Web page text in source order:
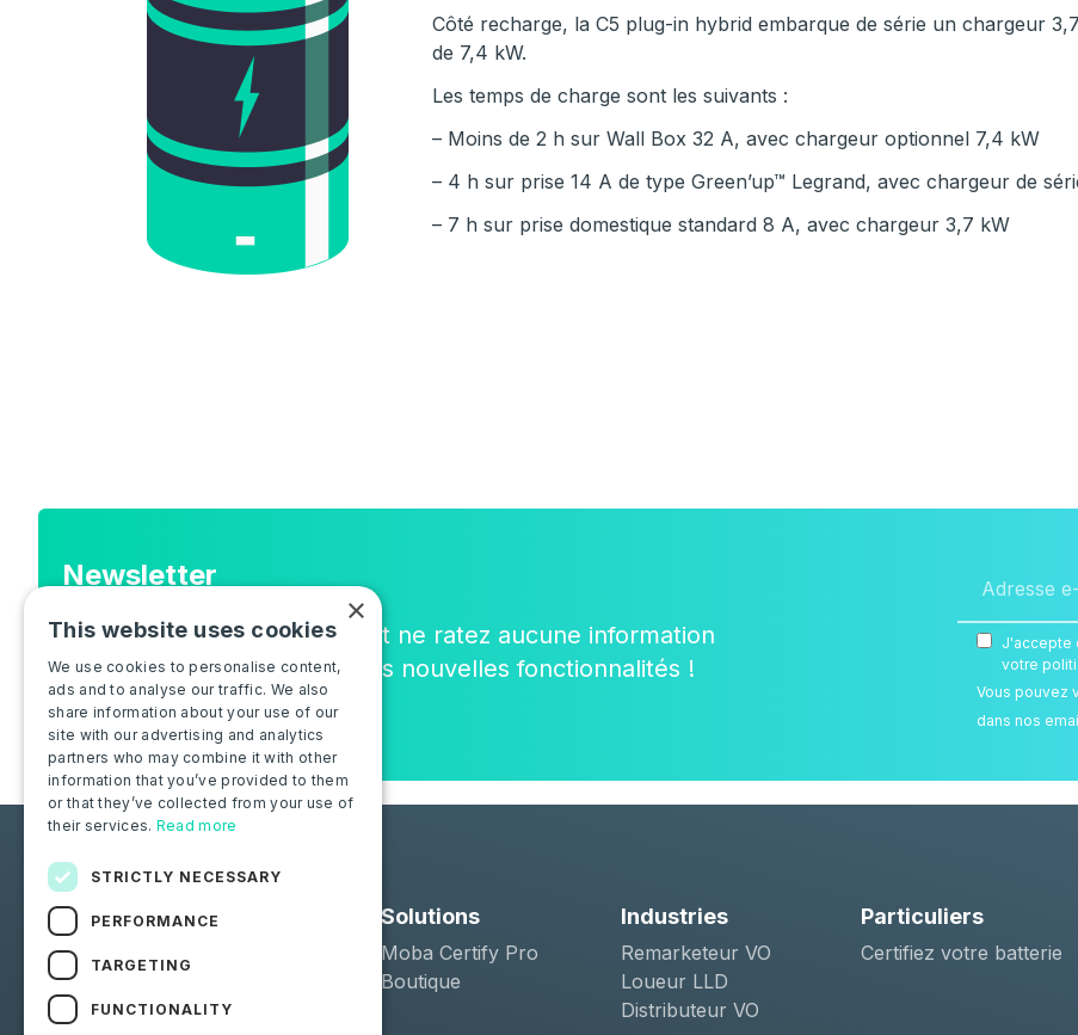
Côté recharge, la C5 plug-in hybrid embarque de série un chargeur
de 7,4 kW.
Les temps de charge sont les suivants :
– Moins de 2 h sur Wall Box 32 A, avec chargeur optionnel 7,4 kW
– 4 h sur prise 14 A de type Green’up™ Legrand, avec chargeur de
– 7 h sur prise domestique standard 8 A, avec chargeur 3,7 kW
Newsletter
Rejoignez la communauté, et ne ratez aucune information
sur notre actualité, ou sur les nouvelles fonctionnalités !
J'accepte
votre
Vous pouvez
dans nos
Solutions
Moba Certify Pro
Boutique
Industries
Remarketeur VO
Loueur LLD
Distributeur VO
Particuliers
Certifiez votre batterie
×
This website uses cookies
We use cookies to personalise content,
ads and to analyse our traffic. We also
share information about your use of our
site with our advertising and analytics
partners who may combine it with other
information that you’ve provided to them
or that they’ve collected from your use of
their services. Read more
STRICTLY NECESSARY
PERFORMANCE
TARGETING
FUNCTIONALITY